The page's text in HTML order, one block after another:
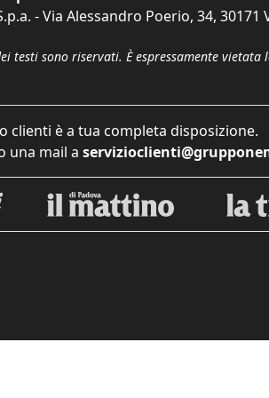
- Via Alessandro Poerio, 34, 30171
testi sono riservati. È espressamente
clienti è a tua completa disposizione.
una mail a